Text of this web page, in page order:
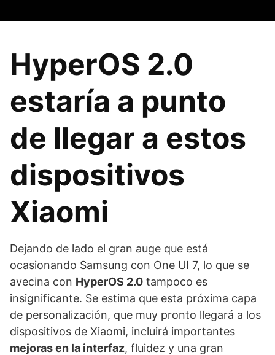
HyperOS 2.0
estaría a punto
de llegar a estos
dispositivos
Xiaomi
Dejando de lado el gran auge que está
ocasionando Samsung con One UI 7, lo que se
avecina con HyperOS 2.0 tampoco es
insignificante. Se estima que esta próxima capa
de personalización, que muy pronto llegará a los
dispositivos de Xiaomi, incluirá importantes
mejoras en la interfaz, fluidez y una gran